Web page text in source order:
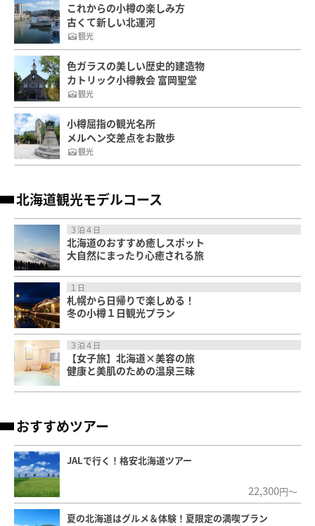
これからの小樽の楽しみ方
古くて新しい北運河
観光
色ガラスの美しい歴史的建造物
カトリック小樽教会 富岡聖堂
観光
小樽屈指の観光名所
メルヘン交差点をお散歩
観光
北海道観光モデルコース
３泊４日
北海道のおすすめ癒しスポット
大自然にまったり心癒される旅
１日
札幌から日帰りで楽しめる！
冬の小樽１日観光プラン
３泊４日
【女子旅】北海道×美容の旅
健康と美肌のための温泉三昧
おすすめツアー
JALで行く！格安北海道ツアー
22,300円～
夏の北海道はグルメ＆体験！夏限定の満喫プラン